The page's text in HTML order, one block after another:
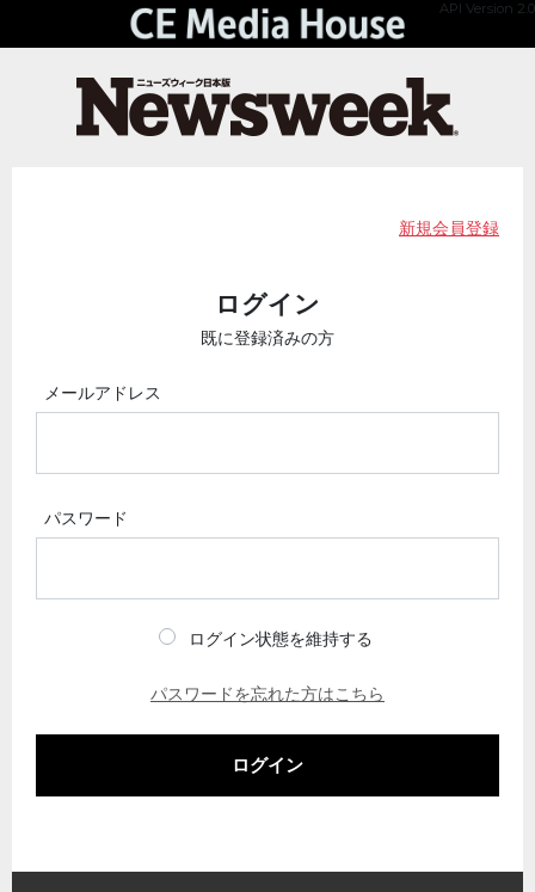
API Version 2.0
新規会員登録
ログイン
既に登録済みの方
メールアドレス
パスワード
ログイン状態を維持する
パスワードを忘れた方はこちら
ログイン